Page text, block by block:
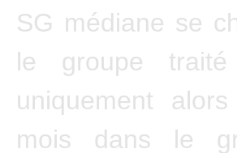
SG médiane se
le groupe
uniquement
mois dans le